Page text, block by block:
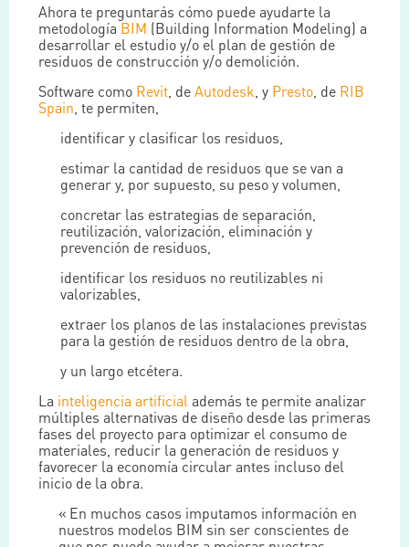
Ahora te preguntarás cómo puede ayudarte la
metodologíaBIM (Building Information Modeling) a
desarrollar el estudio y/o el plan de gestión de
residuos de construcción y/o demolición.
Software como Revit , deAutodesk , y Presto , de RIB
Spain , te permiten,
identificar y clasificar los residuos,
estimar la cantidad de residuos que se van a
generar y, por supuesto, su peso y volumen,
concretar las estrategias de separación,
reutilización, valorización, eliminación y
prevención de residuos,
identificar los residuos no reutilizables ni
valorizables,
extraer los planos de las instalaciones previstas
para la gestión de residuos dentro de la obra,
y un largo etcétera.
La inteligencia artificial además te permite analizar
múltiples alternativas de diseño desde las primeras
fases del proyecto para optimizar el consumo de
materiales, reducir la generación de residuos y
favorecer la economía circular antes incluso del
inicio de la obra.
En muchos casos imputamos información en
nuestros modelos BIM sin ser conscientes de